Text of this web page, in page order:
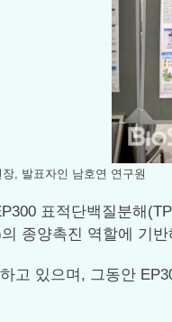
, 발표자인 남호연 연구원
표적단백질분해
종양촉진 역할에 기
고 있으며, 그동안